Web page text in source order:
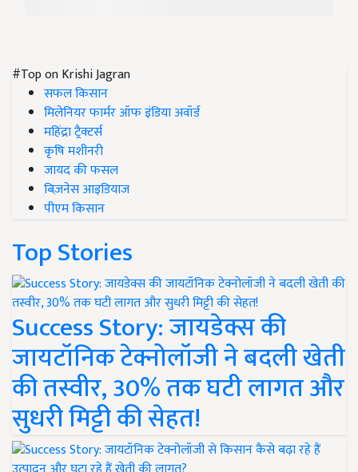
#Top on Krishi Jagran
सफल किसान
मिलेनियर फार्मर ऑफ इंडिया अवॉर्ड
महिंद्रा ट्रैक्टर्स
कृषि मशीनरी
जायद की फसल
बिज़नेस आइडियाज
पीएम किसान
Top Stories
Success Story: जायडेक्स की
जायटॉनिक टेक्नोलॉजी ने बदली खेती
की तस्वीर, 30% तक घटी लागत और
सुधरी मिट्टी की सेहत!